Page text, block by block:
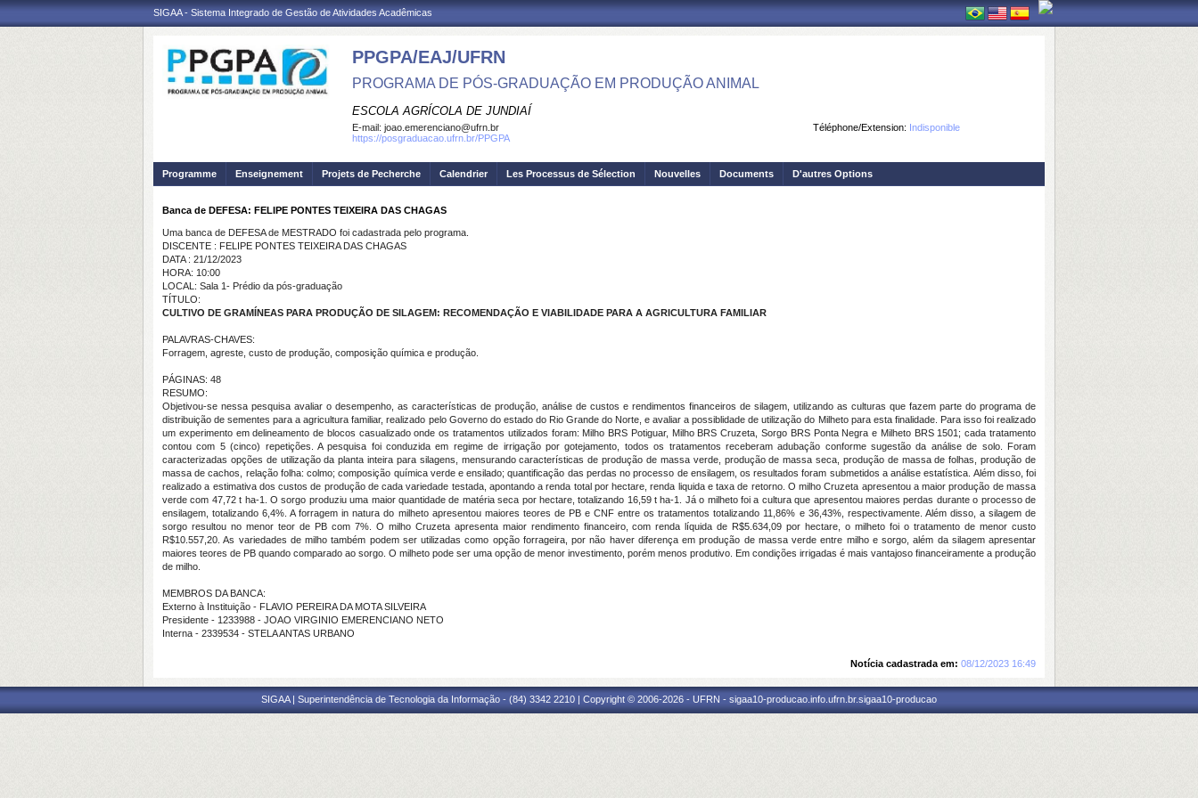
SIGAA - Sistema Integrado de Gestão de Atividades Acadêmicas
PPGPA/EAJ/UFRN
PROGRAMA DE PÓS-GRADUAÇÃO EM PRODUÇÃO ANIMAL
ESCOLA AGRÍCOLA DE JUNDIAÍ
Téléphone/Extension: Indisponible
E-mail: joao.emerenciano@ufrn.br
https://posgraduacao.ufrn.br/PPGPA
Programme Enseignement Projets de Pecherche Calendrier Les Processus de Sélection Nouvelles Documents D'autres Options
Banca de DEFESA: FELIPE PONTES TEIXEIRA DAS CHAGAS
Uma banca de DEFESA de MESTRADO foi cadastrada pelo programa.
DISCENTE : FELIPE PONTES TEIXEIRA DAS CHAGAS
DATA : 21/12/2023
HORA: 10:00
LOCAL: Sala 1- Prédio da pós-graduação
TÍTULO:
CULTIVO DE GRAMÍNEAS PARA PRODUÇÃO DE SILAGEM: RECOMENDAÇÃO E VIABILIDADE PARA A AGRICULTURA FAMILIAR
PALAVRAS-CHAVES:
Forragem, agreste, custo de produção, composição química e produção.
PÁGINAS: 48
RESUMO:
Objetivou-se nessa pesquisa avaliar o desempenho, as características de produção, análise de custos e rendimentos financeiros de silagem, utilizando as culturas que fazem parte do programa de
distribuição de sementes para a agricultura familiar, realizado pelo Governo do estado do Rio Grande do Norte, e avaliar a possiblidade de utilização do Milheto para esta finalidade. Para isso foi realizado
um experimento em delineamento de blocos casualizado onde os tratamentos utilizados foram: Milho BRS Potiguar, Milho BRS Cruzeta, Sorgo BRS Ponta Negra e Milheto BRS 1501; cada tratamento
contou com 5 (cinco) repetições. A pesquisa foi conduzida em regime de irrigação por gotejamento, todos os tratamentos receberam adubação conforme sugestão da análise de solo. Foram
caracterizadas opções de utilização da planta inteira para silagens, mensurando características de produção de massa verde, produção de massa seca, produção de massa de folhas, produção de
massa de cachos, relação folha: colmo; composição química verde e ensilado; quantificação das perdas no processo de ensilagem, os resultados foram submetidos a análise estatística. Além disso, foi
realizado a estimativa dos custos de produção de cada variedade testada, apontando a renda total por hectare, renda liquida e taxa de retorno. O milho Cruzeta apresentou a maior produção de massa
verde com 47,72 t ha-1. O sorgo produziu uma maior quantidade de matéria seca por hectare, totalizando 16,59 t ha-1. Já o milheto foi a cultura que apresentou maiores perdas durante o processo de
ensilagem, totalizando 6,4%. A forragem in natura do milheto apresentou maiores teores de PB e CNF entre os tratamentos totalizando 11,86% e 36,43%, respectivamente. Além disso, a silagem de
sorgo resultou no menor teor de PB com 7%. O milho Cruzeta apresenta maior rendimento financeiro, com renda líquida de R$5.634,09 por hectare, o milheto foi o tratamento de menor custo
R$10.557,20. As variedades de milho também podem ser utilizadas como opção forrageira, por não haver diferença em produção de massa verde entre milho e sorgo, além da silagem apresentar
maiores teores de PB quando comparado ao sorgo. O milheto pode ser uma opção de menor investimento, porém menos produtivo. Em condições irrigadas é mais vantajoso financeiramente a produção
de milho.
MEMBROS DA BANCA:
Externo à Instituição - FLAVIO PEREIRA DA MOTA SILVEIRA
Presidente - 1233988 - JOAO VIRGINIO EMERENCIANO NETO
Interna - 2339534 - STELA ANTAS URBANO
Notícia cadastrada em: 08/12/2023 16:49
SIGAA | Superintendência de Tecnologia da Informação - (84) 3342 2210 | Copyright © 2006-2026 - UFRN - sigaa10-producao.info.ufrn.br.sigaa10-producao